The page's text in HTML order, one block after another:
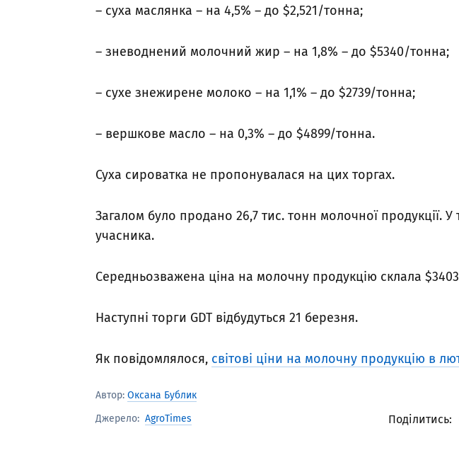
– суха маслянка – на 4,5% – до $2,521/тонна;
– зневоднений молочний жир – на 1,8% – до $5340/тонна;
– сухе знежирене молоко – на 1,1% – до $2739/тонна;
– вершкове масло – на 0,3% – до $4899/тонна.
Суха сироватка не пропонувалася на цих торгах.
Загалом було продано 26,7 тис. тонн молочної продукції. У
учасника.
Середньозважена ціна на молочну продукцію склала
Наступні торги GDT відбудуться 21 березня.
Як повідомлялося, світові ціни на молочну продукцію в
Автор: Оксана Бублик
Джерело: AgroTimes Поділитись: